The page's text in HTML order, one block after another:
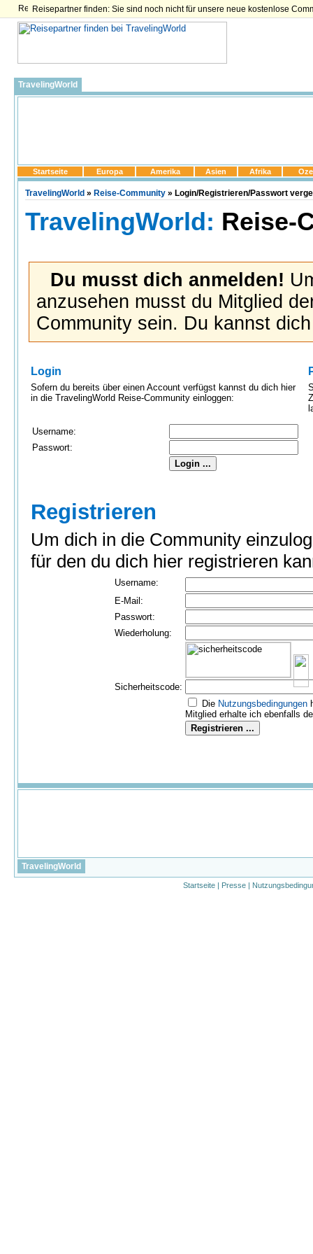
Reisepartner finden: Sie sind noch nicht für unsere neue kostenlose
TravelingWorld
Startseite Europa Amerika Asien Afrika
TravelingWorld » Reise-Community » Login/Registrieren/Passwort
TravelingWorld: Reise-
Du musst dich anmelden!
anzusehen musst du Mitglied
Community sein. Du kannst
Login
Sofern du bereits über einen Account verfügst kannst du dich hier
in die TravelingWorld Reise-Community einloggen:
Username:
Passwort:
Registrieren
Um dich in die Community
für den du dich hier registrieren
Username:
E-Mail:
Passwort:
Wiederholung:
Sicherheitscode:
Die Nutzungs­bedingungen
Mitglied erhalte ich ebenfalls
TravelingWorld
Startseite | Presse |